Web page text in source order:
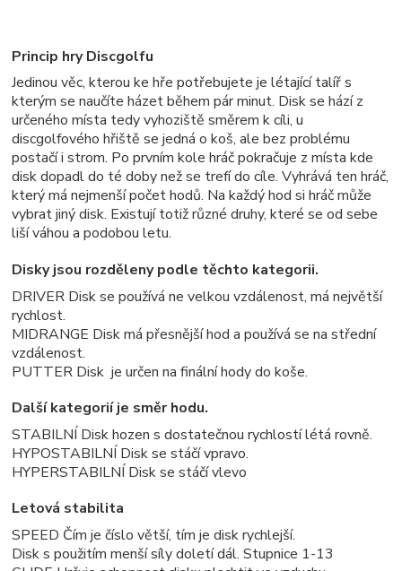
Princip hry Discgolfu
Jedinou věc, kterou ke hře potřebujete je létající talíř s
kterým se naučíte házet během pár minut. Disk se hází z
určeného místa tedy vyhoziště směrem k cíli, u
discgolfového hřiště se jedná o koš, ale bez problému
postačí i strom. Po prvním kole hráč pokračuje z místa kde
disk dopadl do té doby než se trefí do cíle. Vyhrává ten hráč,
který má nejmenší počet hodů. Na každý hod si hráč může
vybrat jiný disk. Existují totiž různé druhy, které se od sebe
liší váhou a podobou letu.
Disky jsou rozděleny podle těchto kategorii.
DRIVER Disk se používá ne velkou vzdálenost, má největší
rychlost.
MIDRANGE Disk má přesnější hod a používá se na střední
vzdálenost.
PUTTER Disk je určen na finální hody do koše.
Další kategorií je směr hodu.
STABILNÍ Disk hozen s dostatečnou rychlostí létá rovně.
HYPOSTABILNÍ Disk se stáčí vpravo.
HYPERSTABILNÍ Disk se stáčí vlevo
Letová stabilita
SPEED Čím je číslo větší, tím je disk rychlejší.
Disk s použitím menší síly doletí dál. Stupnice 1-13